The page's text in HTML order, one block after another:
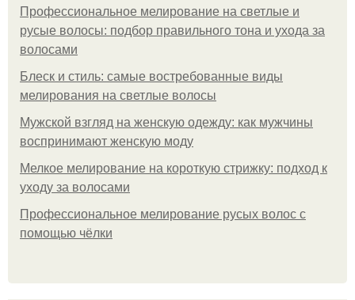
Профессиональное мелирование на светлые и
русые волосы: подбор правильного тона и ухода за
волосами
Блеск и стиль: самые востребованные виды
мелирования на светлые волосы
Мужской взгляд на женскую одежду: как мужчины
воспринимают женскую моду
Мелкое мелирование на короткую стрижку: подход к
уходу за волосами
Профессиональное мелирование русых волос с
помощью чёлки